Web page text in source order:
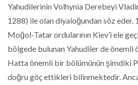
Yahudilerinin Volhynia Derebeyi
1288) ile olan diyaloğundan söz eder.
Moğol-Tatar ordularının Kiev’i ele
bölgede bulunan Yahudiler de önemli
Hatta önemli bir bölümünün şimdiki
doğru göç ettikleri bilinmektedir.